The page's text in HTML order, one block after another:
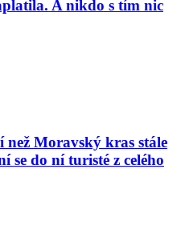
A nikdo s tím nic
než Moravský kras stále
se do ní turisté z celého